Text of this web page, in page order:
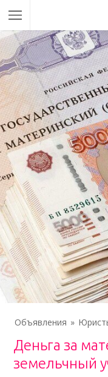
Объявления
Деньга за
земельчный